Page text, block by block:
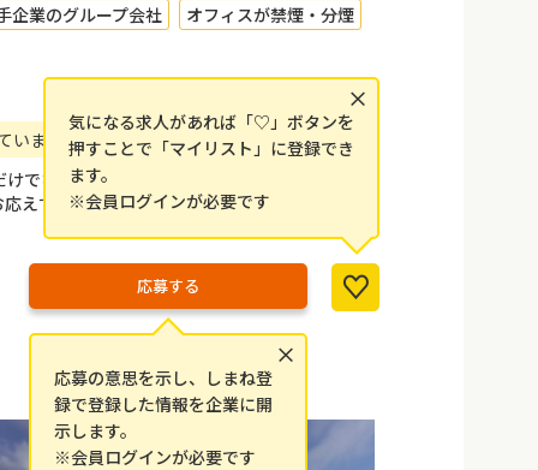
企業のグループ会社 オフィスが禁煙・分煙
います！ワークライフバランス推奨！！
でなく、お客様に走る歓びも感じて頂けるよう
えすべく、多彩なバリエーションでお客様に豊
応募する
×
応募の意思を示し、しまね登
録で登録した情報を企業に開
示します。
※会員ログインが必要です
×
気になる求人があれば「♡」ボタンを
押すことで「マイリスト」に登録でき
ます。
※会員ログインが必要です